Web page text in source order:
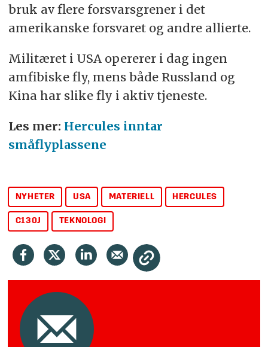
bruk av flere forsvarsgrener i det
amerikanske forsvaret og andre allierte.
Militæret i USA opererer i dag ingen
amfibiske fly, mens både Russland og
Kina har slike fly i aktiv tjeneste.
Les mer: Hercules inntar
småflyplassene
NYHETER USA MATERIELL HERCULES
C130J TEKNOLOGI